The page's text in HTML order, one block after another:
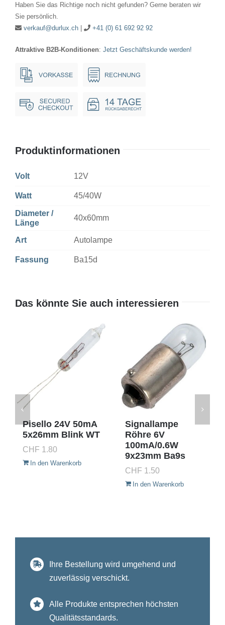
Ba15d
Menge
Haben Sie das Richtige noch nicht gefunden? Gerne beraten wir
Sie persönlich.
verkauf@durlux.ch| +41 (0) 61 692 92 92
Attraktive B2B-Konditionen: Jetzt Geschäftskunde werden!
Produktinformationen
Volt 12V
Watt 45/40W
Diameter /
Länge
40x60mm
Art Autolampe
Fassung Ba15d
Das könnte Sie auch interessieren
Pisello 24V 50mA
5x26mm Blink WT
CHF 1.80
In den Warenkorb
Signallampe
Röhre 6V
100mA/0.6W
9x23mm Ba9s
CHF 1.50
In den Warenkorb
Ihre Bestellung wird umgehend und
zuverlässig verschickt.
Alle Produkte entsprechen höchsten
Qualitätsstandards.